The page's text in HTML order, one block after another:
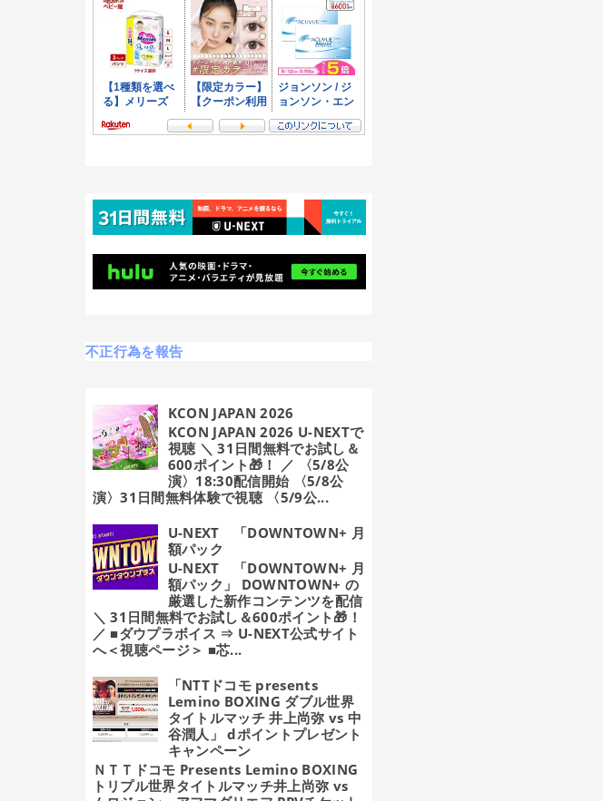
不正行為を報告
KCON JAPAN 2026
KCON JAPAN 2026 U-NEXTで
視聴 ＼ 31日間無料でお試し＆
600ポイント🎁！ ／ 〈5/8公
演〉18:30配信開始 〈5/8公
演〉31日間無料体験で視聴 〈5/9公...
U-NEXT 「DOWNTOWN+ 月
額パック
U-NEXT 「DOWNTOWN+ 月
額パック」 DOWNTOWN+ の
厳選した新作コンテンツを配信
＼ 31日間無料でお試し＆600ポイント🎁！
／ ■ダウプラボイス ⇒ U-NEXT公式サイト
へ＜視聴ページ＞ ■芯...
「NTTドコモ presents
Lemino BOXING ダブル世界
タイトルマッチ 井上尚弥 vs 中
谷潤人」 dポイントプレゼント
キャンペーン
ＮＴＴドコモ Presents Lemino BOXING
トリプル世界タイトルマッチ井上尚弥 vs